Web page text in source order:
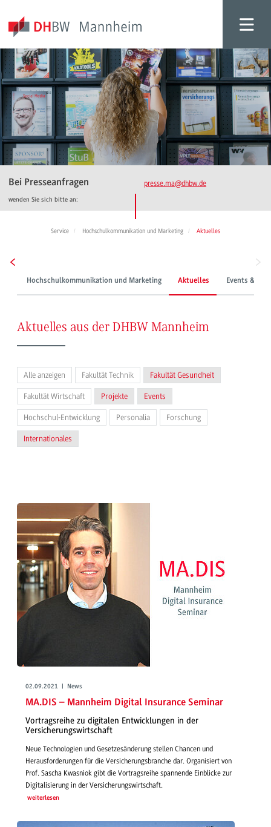
Bei Presseanfragen
wenden Sie sich bitte an:
presse.ma@dhbw.de
Service Hochschulkommunikation und Marketing Aktuelles
Hochschulkommunikation und Marketing Aktuelles Events &
Aktuelles aus der DHBW Mannheim
Alle anzeigen Fakultät Technik Fakultät Gesundheit
Fakultät Wirtschaft Projekte Events
Hochschul-Entwicklung Personalia Forschung
Internationales
02.09.2021 | News
MA.DIS – Mannheim Digital Insurance Seminar
Vortragsreihe zu digitalen Entwicklungen in der
Versicherungswirtschaft
Neue Technologien und Gesetzesänderung stellen Chancen und
Herausforderungen für die Versicherungsbranche dar. Organisiert von
Prof. Sascha Kwasniok gibt die Vortragsreihe spannende Einblicke zur
Digitalisierung in der Versicherungswirtschaft.
weiterlesen